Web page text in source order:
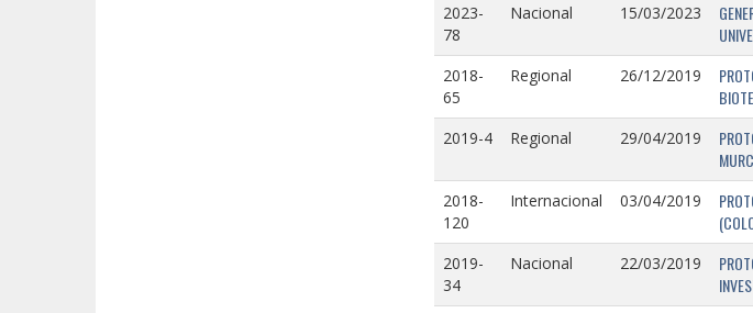
2023-
78
Nacional 15/03/2023
2018-
65
Regional 26/12/2019
2019-4 Regional 29/04/2019
2018-
120
Internacional 03/04/2019
2019-
34
Nacional 22/03/2019